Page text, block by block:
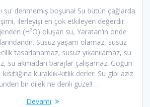
su’ denmemiş boşuna! Su bütün çağlarda
ilerleyişi en çok etkileyen değerdir.
(H²O) oluşan su, Yaratan’ın önde
Susuz yaşam olamaz, susuz
tasarlanamaz, susuz yıkanılamaz, su
su akmadan barajlar çalışamaz. Göğün
kuraklık-kıtlık derler. Su gibi aziz
bir dilek ne denli güzel!…
Devamı